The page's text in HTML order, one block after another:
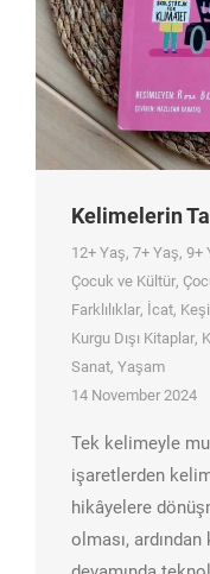
Kelimelerin
12+ Yaş, 7+ Yaş, 9+
Çocuk ve Kültür,
Farklılıklar, İcat,
Kurgu Dışı Kitaplar,
Sanat, Yaşam
14 November 2024
Tek kelimeyle
işaretlerden
hikâyelere
olması,